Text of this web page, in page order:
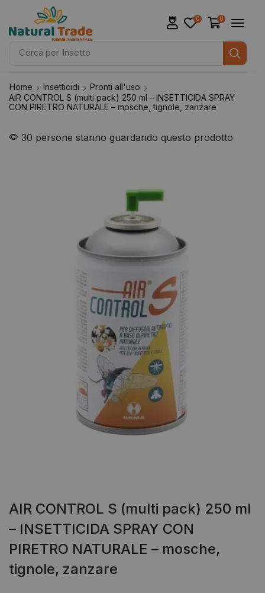
Cerca per Insetto
0 0
Home Insetticidi
Pronti all'uso
AIR CONTROL S (multi pack) 250 ml – INSETTICIDA SPRAY
CON PIRETRO NATURALE – mosche, tignole, zanzare
30 persone stanno guardando questo prodotto
AIR CONTROL S (multi pack) 250 ml
– INSETTICIDA SPRAY CON
PIRETRO NATURALE – mosche,
tignole, zanzare